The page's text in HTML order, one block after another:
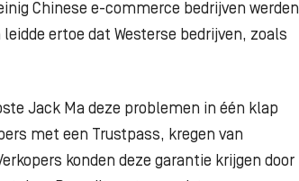
Chinese e-commerce bedrijven werden
ertoe dat Westerse bedrijven, zoals
Jack Ma deze problemen in één klap
met een Trustpass, kregen van
konden deze garantie krijgen door